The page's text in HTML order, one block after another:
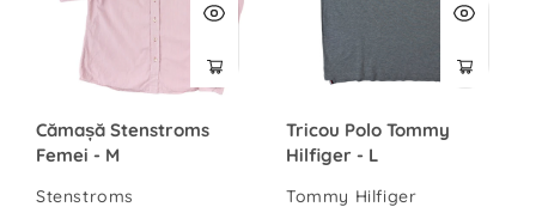
Cămașă Stenstroms
Femei - M
Stenstroms
Tricou Polo Tommy
Hilfiger - L
Tommy Hilfiger